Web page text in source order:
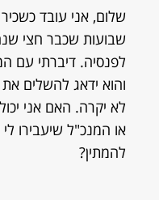
שלום, אני עובד
שבועות שכבר חצי
לפנסיה. דיברתי עם
והוא ידאג להשלים
לא יקרה. האם אני
או המנכ"ל שיעבירו
להמתין?